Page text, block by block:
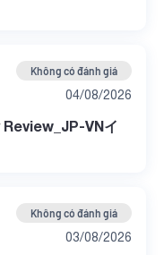
Không có đánh giá
04/08/2026
VNイ
Không có đánh giá
03/08/2026